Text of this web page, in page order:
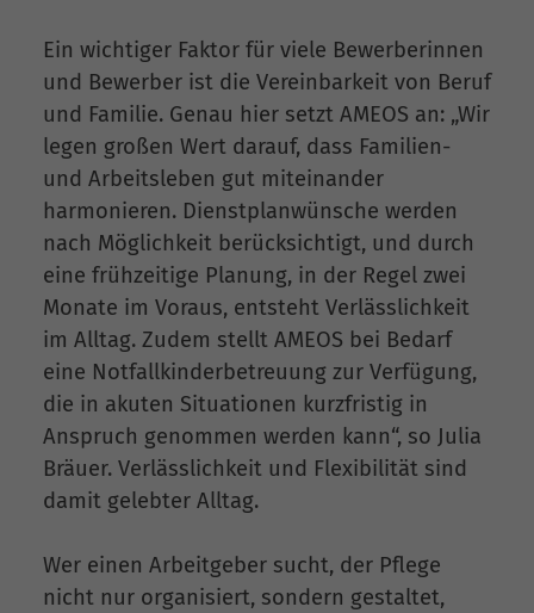
Ein wichtiger Faktor für viele Bewerberinnen
und Bewerber ist die Vereinbarkeit von Beruf
und Familie. Genau hier setzt AMEOS an: „Wir
legen großen Wert darauf, dass Familien-
und Arbeitsleben gut miteinander
harmonieren. Dienstplanwünsche werden
nach Möglichkeit berücksichtigt, und durch
eine frühzeitige Planung, in der Regel zwei
Monate im Voraus, entsteht Verlässlichkeit
im Alltag. Zudem stellt AMEOS bei Bedarf
eine Notfallkinderbetreuung zur Verfügung,
die in akuten Situationen kurzfristig in
Anspruch genommen werden kann“, so Julia
Bräuer. Verlässlichkeit und Flexibilität sind
damit gelebter Alltag.
Wer einen Arbeitgeber sucht, der Pflege
nicht nur organisiert, sondern gestaltet,